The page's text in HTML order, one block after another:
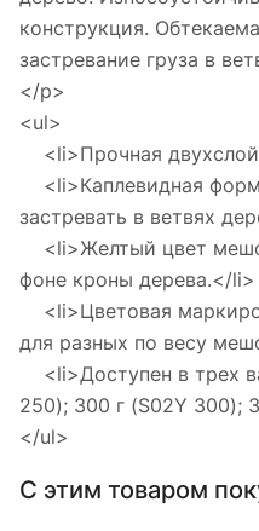
конструкция.
застревание груза в
</p>
<ul>
<li>Прочная
<li>Каплевидная
застревать в ветвях
<li>Желтый цвет
фоне кроны дерева.</li>
<li>Цветовая
для разных по весу
<li>Доступен в трех
250); 300 г (S02Y 300);
</ul>
С этим товаром